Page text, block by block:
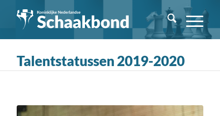
Talentstatussen 2019-2020